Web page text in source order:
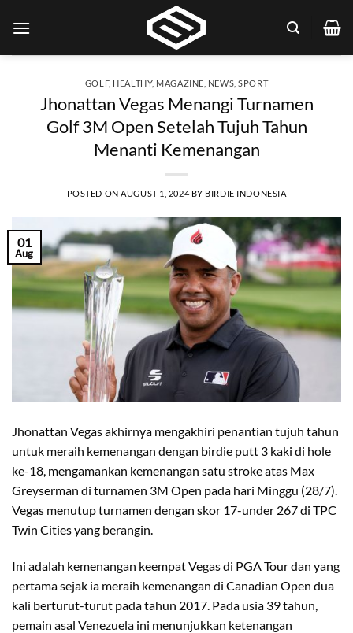
GOLF, HEALTHY, MAGAZINE NEWS ,SPORT
Jhonattan Vegas Menangi Turnamen
Golf 3M Open Setelah Tujuh Tahun
Menanti Kemenangan
POSTED ON AUGUST 1, 2024 BY BIRDIE INDONESIA
01
Aug
Jhonattan Vegas akhirnya mengakhiri penantian tujuh tahun
untuk meraih kemenangan dengan birdie putt 3 kaki di hole
ke-18, mengamankan kemenangan satu stroke atas Max
Greyserman di turnamen 3M Open pada hari Minggu (28/7).
Vegas menutup turnamen dengan skor 17-under 267 di TPC
Twin Cities yang berangin.
Ini adalah kemenangan keempat Vegas di PGA Tour dan yang
pertama sejak ia meraih kemenangan di Canadian Open dua
kali berturut-turut pada tahun 2017. Pada usia 39 tahun,
pemain asal Venezuela ini menunjukkan ketenangan